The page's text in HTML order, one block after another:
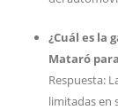
¿Cuál es la
Mataró
Respuesta:
limitadas en